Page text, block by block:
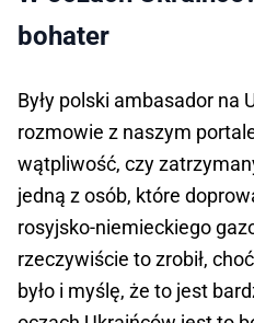
bohater
Były polski ambasador na
rozmowie z naszym
wątpliwość, czy
jedną z osób, które
rosyjsko-niemieckiego
rzeczywiście to zrobił,
było i myślę, że to jest